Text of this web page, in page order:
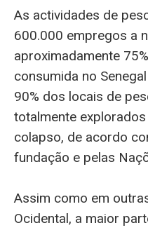
As actividades de
600.000 empregos a
aproximadamente
consumida no
90% dos locais de
totalmente
colapso, de acordo
fundação e pelas
Assim como em
Ocidental, a maior